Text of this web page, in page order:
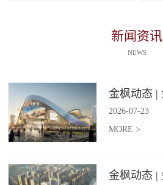
新闻资讯
NEWS
2026-07-23
MORE >